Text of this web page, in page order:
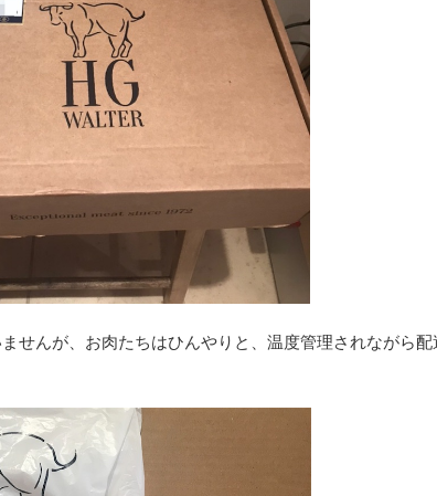
せんが、お肉たちはひんやりと、温度管理されながら配